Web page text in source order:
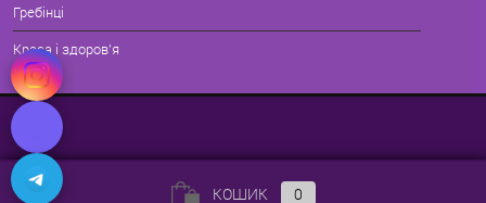
Гребінці
Краса і здоров'я
КОШИК 0